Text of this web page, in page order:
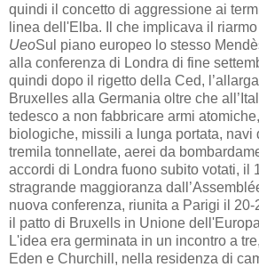
quindi il concetto di aggressione ai
linea dell'Elba. Il che implicava il
UeoSul piano europeo lo stesso
alla conferenza di Londra di fine
quindi dopo il rigetto della Ced,
Bruxelles alla Germania oltre che
tedesco a non fabbricare armi
biologiche, missili a lunga portata, navi
tremila tonnellate, aerei da
accordi di Londra fuono subito votati, il
stragrande maggioranza
nuova conferenza, riunita a Parigi il 20-
il patto di Bruxells in Unione
L'idea era germinata in un incontro a
Eden e Churchill, nella residenza di